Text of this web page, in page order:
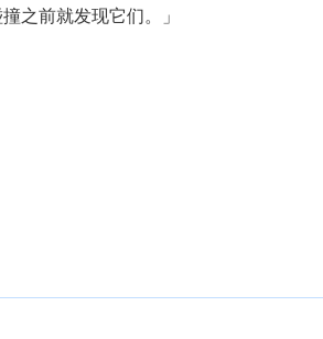
之前就发现它们。」